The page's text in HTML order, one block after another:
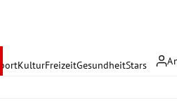
SportKulturFreizeitGesundheitStars